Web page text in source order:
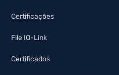
Certificações
File IO-Link
Certificados